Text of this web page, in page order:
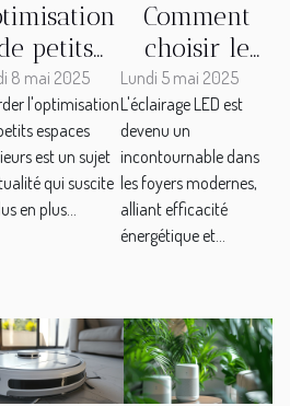
petits
espaces
une
8 mai 2025
l'optimisation
espaces
est un sujet
qui suscite
en plus...
Comment
choisir le
meilleur
système
d'éclairage
LED
économique
pour votre
astuces
Lundi 5 mai 2025
L'éclairage LED est
devenu un
incontournable dans
les foyers modernes,
alliant efficacité
énergétique et...